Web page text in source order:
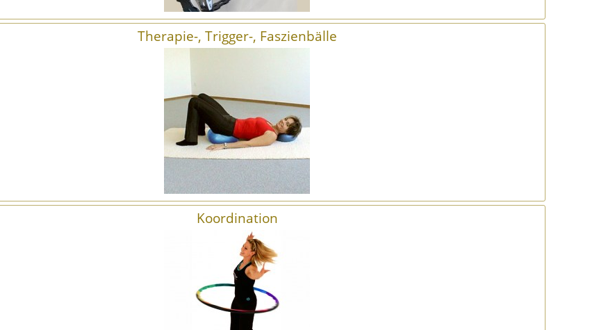
Therapie-, Trigger-, Faszienbälle
Koordination